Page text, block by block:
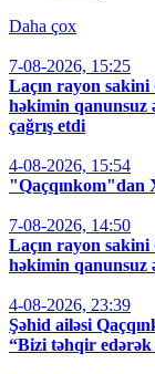
Daha çox
7-08-2026, 15:25
Laçın rayon
həkimin
çağrış etdi
4-08-2026, 15:54
"Qaçqınkom"dan
7-08-2026, 14:50
Laçın rayon
həkimin qanunsuz
4-08-2026, 23:39
Şəhid ailəsi
“Bizi təhqir edərək